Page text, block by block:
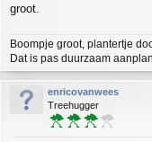
groot.
Boompje groot, plantertje
Dat is pas duurzaam
enricovanwees
Treehugger